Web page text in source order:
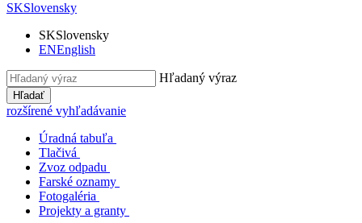
SKSlovensky
SKSlovensky
ENEnglish
Hľadaný výraz
Hľadať
rozšírené vyhľadávanie
Úradná tabuľa
Tlačivá
Zvoz odpadu
Farské oznamy
Fotogaléria
Projekty a granty